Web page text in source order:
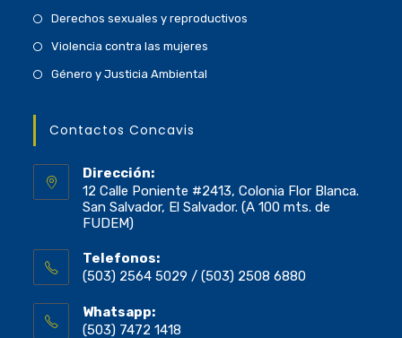
Derechos sexuales y reproductivos
Violencia contra las mujeres
Género y Justicia Ambiental
Contactos Concavis
Dirección:
12 Calle Poniente #2413, Colonia Flor Blanca.
San Salvador, El Salvador. (A 100 mts. de
FUDEM)
Telefonos:
(503) 2564 5029 / (503) 2508 6880
Whatsapp:
(503) 7472 1418